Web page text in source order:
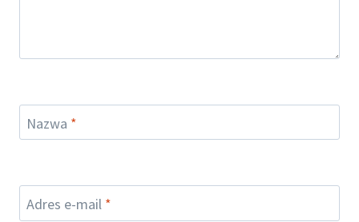
Nazwa *
Adres e-mail *